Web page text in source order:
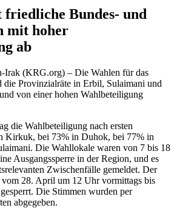
Bundes- und
mit hoher
ab
Irak (KRG.org) – Die Wahlen für das
die Provinzialräte in Erbil, Sulaimani und
von einer hohen Wahlbeteiligung
die Wahlbeteiligung nach ersten
Kirkuk, bei 73% in Duhok, bei 77% in
Die Wahllokale waren von 7 bis 18
Ausgangssperre in der Region, und es
Zwischenfälle gemeldet. Der
28. April um 12 Uhr vormittags bis
Die Stimmen wurden per
abgegeben.